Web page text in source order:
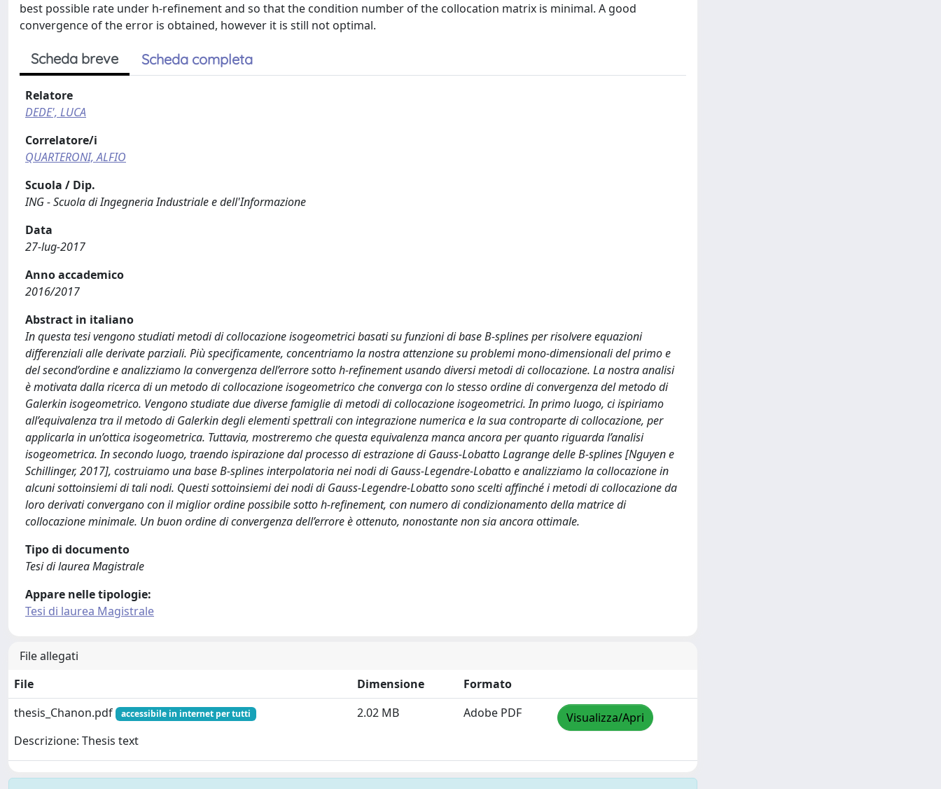
best possible rate under h-refinement and so that the condition number of the collocation matrix is minimal. A good
convergence of the error is obtained, however it is still not optimal.
Scheda breve Scheda completa
Relatore
DEDE', LUCA
Correlatore/i
QUARTERONI, ALFIO
Scuola / Dip.
ING - Scuola di Ingegneria Industriale e dell'Informazione
Data
27-lug-2017
Anno accademico
2016/2017
Abstract in italiano
In questa tesi vengono studiati metodi di collocazione isogeometrici basati su funzioni di base B-splines per risolvere equazioni
differenziali alle derivate parziali. Più specificamente, concentriamo la nostra attenzione su problemi mono-dimensionali del primo e
del second’ordine e analizziamo la convergenza dell’errore sotto h-refinement usando diversi metodi di collocazione. La nostra analisi
è motivata dalla ricerca di un metodo di collocazione isogeometrico che converga con lo stesso ordine di convergenza del metodo di
Galerkin isogeometrico. Vengono studiate due diverse famiglie di metodi di collocazione isogeometrici. In primo luogo, ci ispiriamo
all’equivalenza tra il metodo di Galerkin degli elementi spettrali con integrazione numerica e la sua controparte di collocazione, per
applicarla in un’ottica isogeometrica. Tuttavia, mostreremo che questa equivalenza manca ancora per quanto riguarda l’analisi
isogeometrica. In secondo luogo, traendo ispirazione dal processo di estrazione di Gauss-Lobatto Lagrange delle B-splines [Nguyen e
Schillinger, 2017], costruiamo una base B-splines interpolatoria nei nodi di Gauss-Legendre-Lobatto e analizziamo la collocazione in
alcuni sottoinsiemi di tali nodi. Questi sottoinsiemi dei nodi di Gauss-Legendre-Lobatto sono scelti affinché i metodi di collocazione da
loro derivati convergano con il miglior ordine possibile sotto h-refinement, con numero di condizionamento della matrice di
collocazione minimale. Un buon ordine di convergenza dell’errore è ottenuto, nonostante non sia ancora ottimale.
Tipo di documento
Tesi di laurea Magistrale
Appare nelle tipologie:
Tesi di laurea Magistrale
File allegati
File
Dimensione
Formato
thesis_Chanon.pdf
accessibile in internet per tutti
Descrizione: Thesis text
2.02 MB Adobe PDF Visualizza/Apri